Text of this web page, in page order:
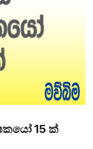
15 ක්